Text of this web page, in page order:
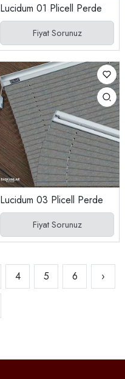
Lucidum 01 Plicell Perde
Fiyat Sorunuz
Lucidum 03 Plicell Perde
Fiyat Sorunuz
4 5 6 ›